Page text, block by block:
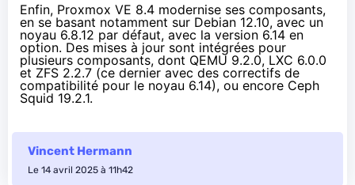
Enfin, Proxmox VE 8.4 modernise ses composants,
en se basant notamment sur Debian 12.10, avec un
noyau 6.8.12 par défaut, avec la version 6.14 en
option. Des mises à jour sont intégrées pour
plusieurs composants, dont QEMU 9.2.0, LXC 6.0.0
et ZFS 2.2.7 (ce dernier avec des correctifs de
compatibilité pour le noyau 6.14), ou encore Ceph
Squid 19.2.1.
Vincent Hermann
Le 14 avril 2025 à 11h42